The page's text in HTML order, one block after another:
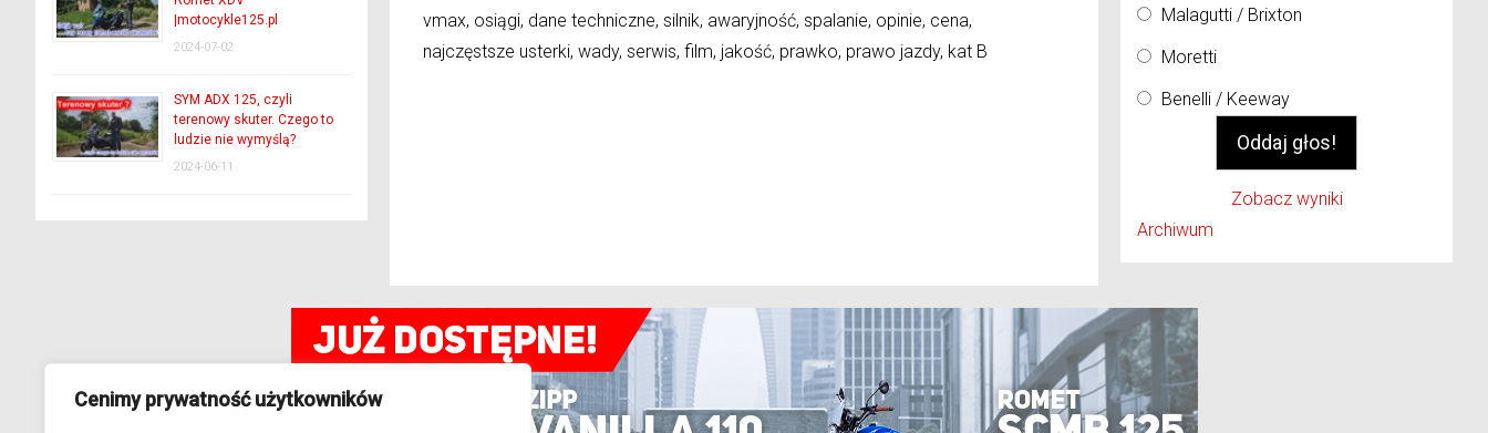
Cenimy prywatność użytkowników
vmax, osiągi, dane techniczne, silnik, awaryjność, spalanie, opinie, cena,
najczęstsze usterki, wady, serwis, film, jakość, prawko, prawo jazdy, kat B
|motocykle125.pl
2024-07-02
SYM ADX 125, czyli
terenowy skuter. Czego to
ludzie nie wymyślą?
2024-06-11
Malagutti / Brixton
Moretti
Benelli / Keeway
Zobacz wyniki
Archiwum